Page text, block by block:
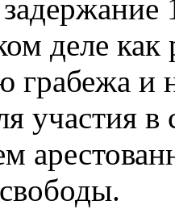
деле
грабежа
участия